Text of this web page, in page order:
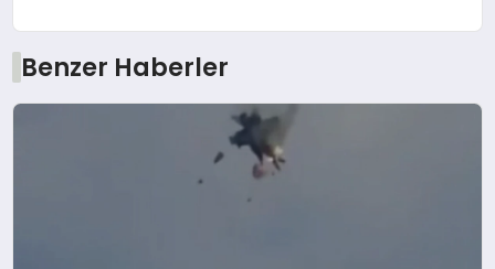
Benzer Haberler